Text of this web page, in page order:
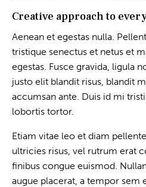
Creative approach to
Aenean et egestas nulla.
tristique senectus et netus et
egestas. Fusce gravida, ligula
justo elit blandit risus, blandit
accumsan ante. Duis id mi
lobortis tortor.
Etiam vitae leo et diam
ultricies risus, vel rutrum erat
finibus congue euismod.
augue placerat, a tempor sem